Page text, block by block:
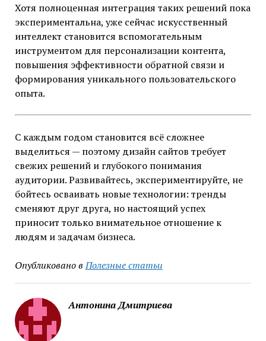
Хотя полноценная интеграция таких решений пока
экспериментальна, уже сейчас искусственный
интеллект становится вспомогательным
инструментом для персонализации контента,
повышения эффективности обратной связи и
формирования уникального пользовательского
опыта.
С каждым годом становится всё сложнее
выделиться — поэтому дизайн сайтов требует
свежих решений и глубокого понимания
аудитории. Развивайтесь, экспериментируйте, не
бойтесь осваивать новые технологии: тренды
сменяют друг друга, но настоящий успех
приносит только внимательное отношение к
людям и задачам бизнеса.
Опубликовано в Полезные статьи
Антонина Дмитриева